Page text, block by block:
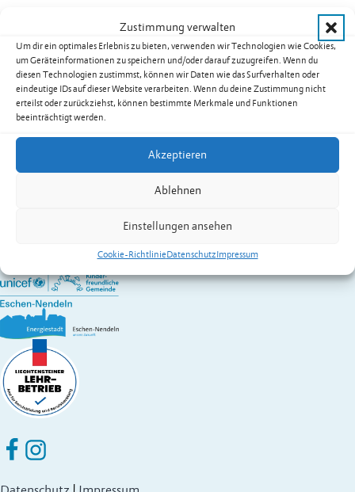
Zustimmung verwalten
Um dir ein optimales Erlebnis zu bieten, verwenden wir Technologien wie Cookies,
um Geräteinformationen zu speichern und/oder darauf zuzugreifen. Wenn du
diesen Technologien zustimmst, können wir Daten wie das Surfverhalten oder
eindeutige IDs auf dieser Website verarbeiten. Wenn du deine Zustimmung nicht
erteilst oder zurückziehst, können bestimmte Merkmale und Funktionen
beeinträchtigt werden.
Akzeptieren
Ablehnen
Einstellungen ansehen
Cookie-RichtlinieDatenschutzImpressum
Gapetschstrasse 89
9494Schaan
Festnetz+423 232 55 31
E-Mailinfo@tcl.li
Webwww.tcl.li
Kontakt:MattGünther,Präsident
Fürstentum Liechtenstein
Eschen Nendeln auf Facebook
Eschen Nendeln auf Instagram